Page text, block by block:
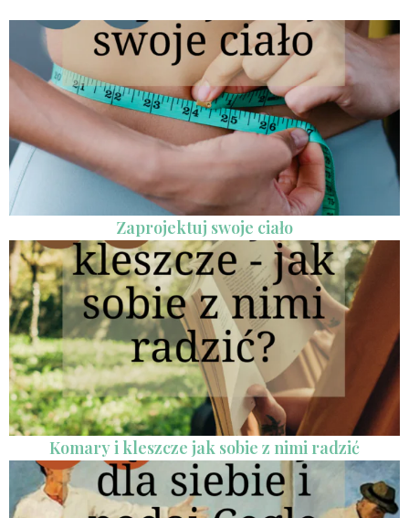
Zaprojektuj swoje ciało
Komary i kleszcze jak sobie z nimi radzić